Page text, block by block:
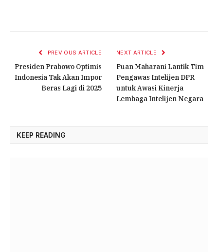
PREVIOUS ARTICLE
Presiden Prabowo Optimis
Indonesia Tak Akan Impor
Beras Lagi di 2025
NEXT ARTICLE
Puan Maharani Lantik Tim
Pengawas Intelijen DPR
untuk Awasi Kinerja
Lembaga Intelijen Negara
KEEP READING